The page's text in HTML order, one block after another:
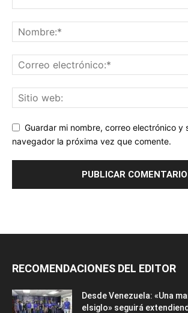
Guardar mi nombre, correo electrónico y
navegador la próxima vez que comente.
RECOMENDACIONES DEL EDITOR
Desde Venezuela: «Una
elsiglo» seguirá